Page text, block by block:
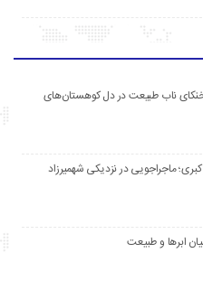
خنکای ناب طبیعت در دل کوهستان‌های
کبری؛ ماجراجویی در نزدیکی شهمیرزاد
ابرها و طبیعت